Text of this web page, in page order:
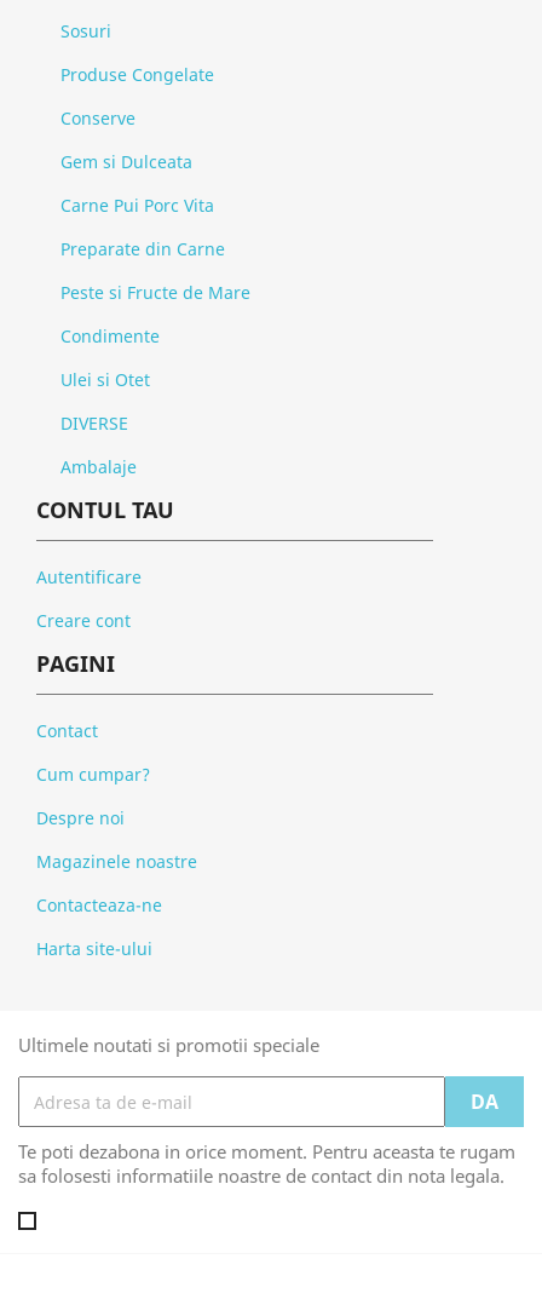
Sosuri
Produse Congelate
Conserve
Gem si Dulceata
Carne Pui Porc Vita
Preparate din Carne
Peste si Fructe de Mare
Condimente
Ulei si Otet
DIVERSE
Ambalaje
CONTUL TAU
Autentificare
Creare cont
PAGINI
Contact
Cum cumpar?
Despre noi
Magazinele noastre
Contacteaza-ne
Harta site-ului
Ultimele noutati si promotii speciale
Te poti dezabona in orice moment. Pentru aceasta te rugam
sa folosesti informatiile noastre de contact din nota legala.